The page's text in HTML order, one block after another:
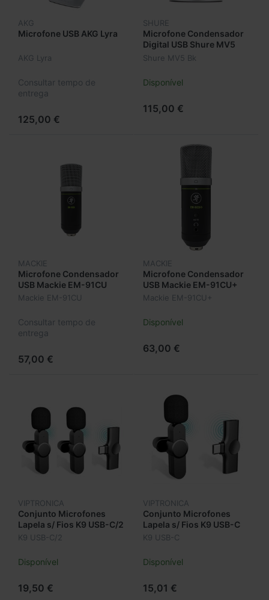
AKG
Microfone USB AKG Lyra
AKG Lyra
Consultar tempo de
entrega
125,00 €
SHURE
Microfone Condensador
Digital USB Shure MV5
Preto
Shure MV5 Bk
Disponível
115,00 €
MACKIE
Microfone Condensador
USB Mackie EM-91CU
Mackie EM-91CU
Consultar tempo de
entrega
57,00 €
MACKIE
Microfone Condensador
USB Mackie EM-91CU+
Mackie EM-91CU+
Disponível
63,00 €
VIPTRONICA
Conjunto Microfones
Lapela s/ Fios K9 USB-C/2
K9 USB-C/2
Disponível
19,50 €
VIPTRONICA
Conjunto Microfones
Lapela s/ Fios K9 USB-C
K9 USB-C
Disponível
15,01 €